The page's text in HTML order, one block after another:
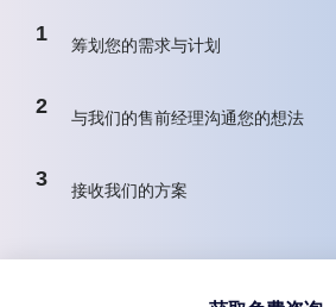
1
筹划您的需求与计划
2
与我们的售前经理沟通您的想法
3
接收我们的方案